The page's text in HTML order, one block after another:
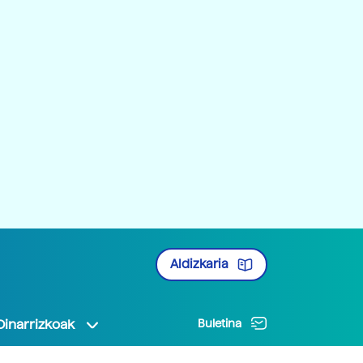
Aldizkaria
Buletina